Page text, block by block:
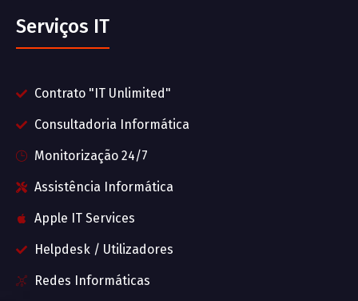
Serviços IT
Contrato "IT Unlimited"
Consultadoria Informática
Monitorização 24/7
Assistência Informática
Apple IT Services
Helpdesk / Utilizadores
Redes Informáticas